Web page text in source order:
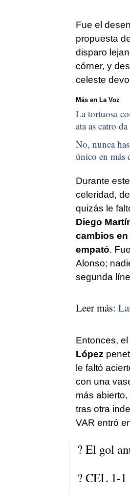
Fue el
propuesta
disparo
córner, y
celeste
Más en La Voz
La tortuosa
ata as catro
No, nunca
único en más
Durante
celeridad,
quizás le
Diego
cambios
empató.
Alonso;
segunda
Leer más:
Entonces,
López
le faltó
con una
más
tras otra
VAR entró
? El gol
? CEL 1-